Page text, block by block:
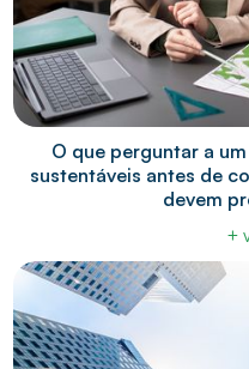
O que perguntar a
sustentáveis antes de
devem
+